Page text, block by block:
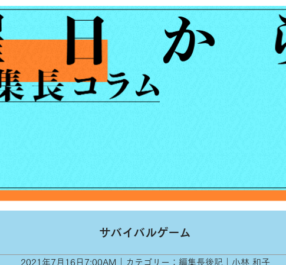
サバイバルゲーム
2021年7月16日7:00AM｜カテゴリー：編集長後記｜小林 和子